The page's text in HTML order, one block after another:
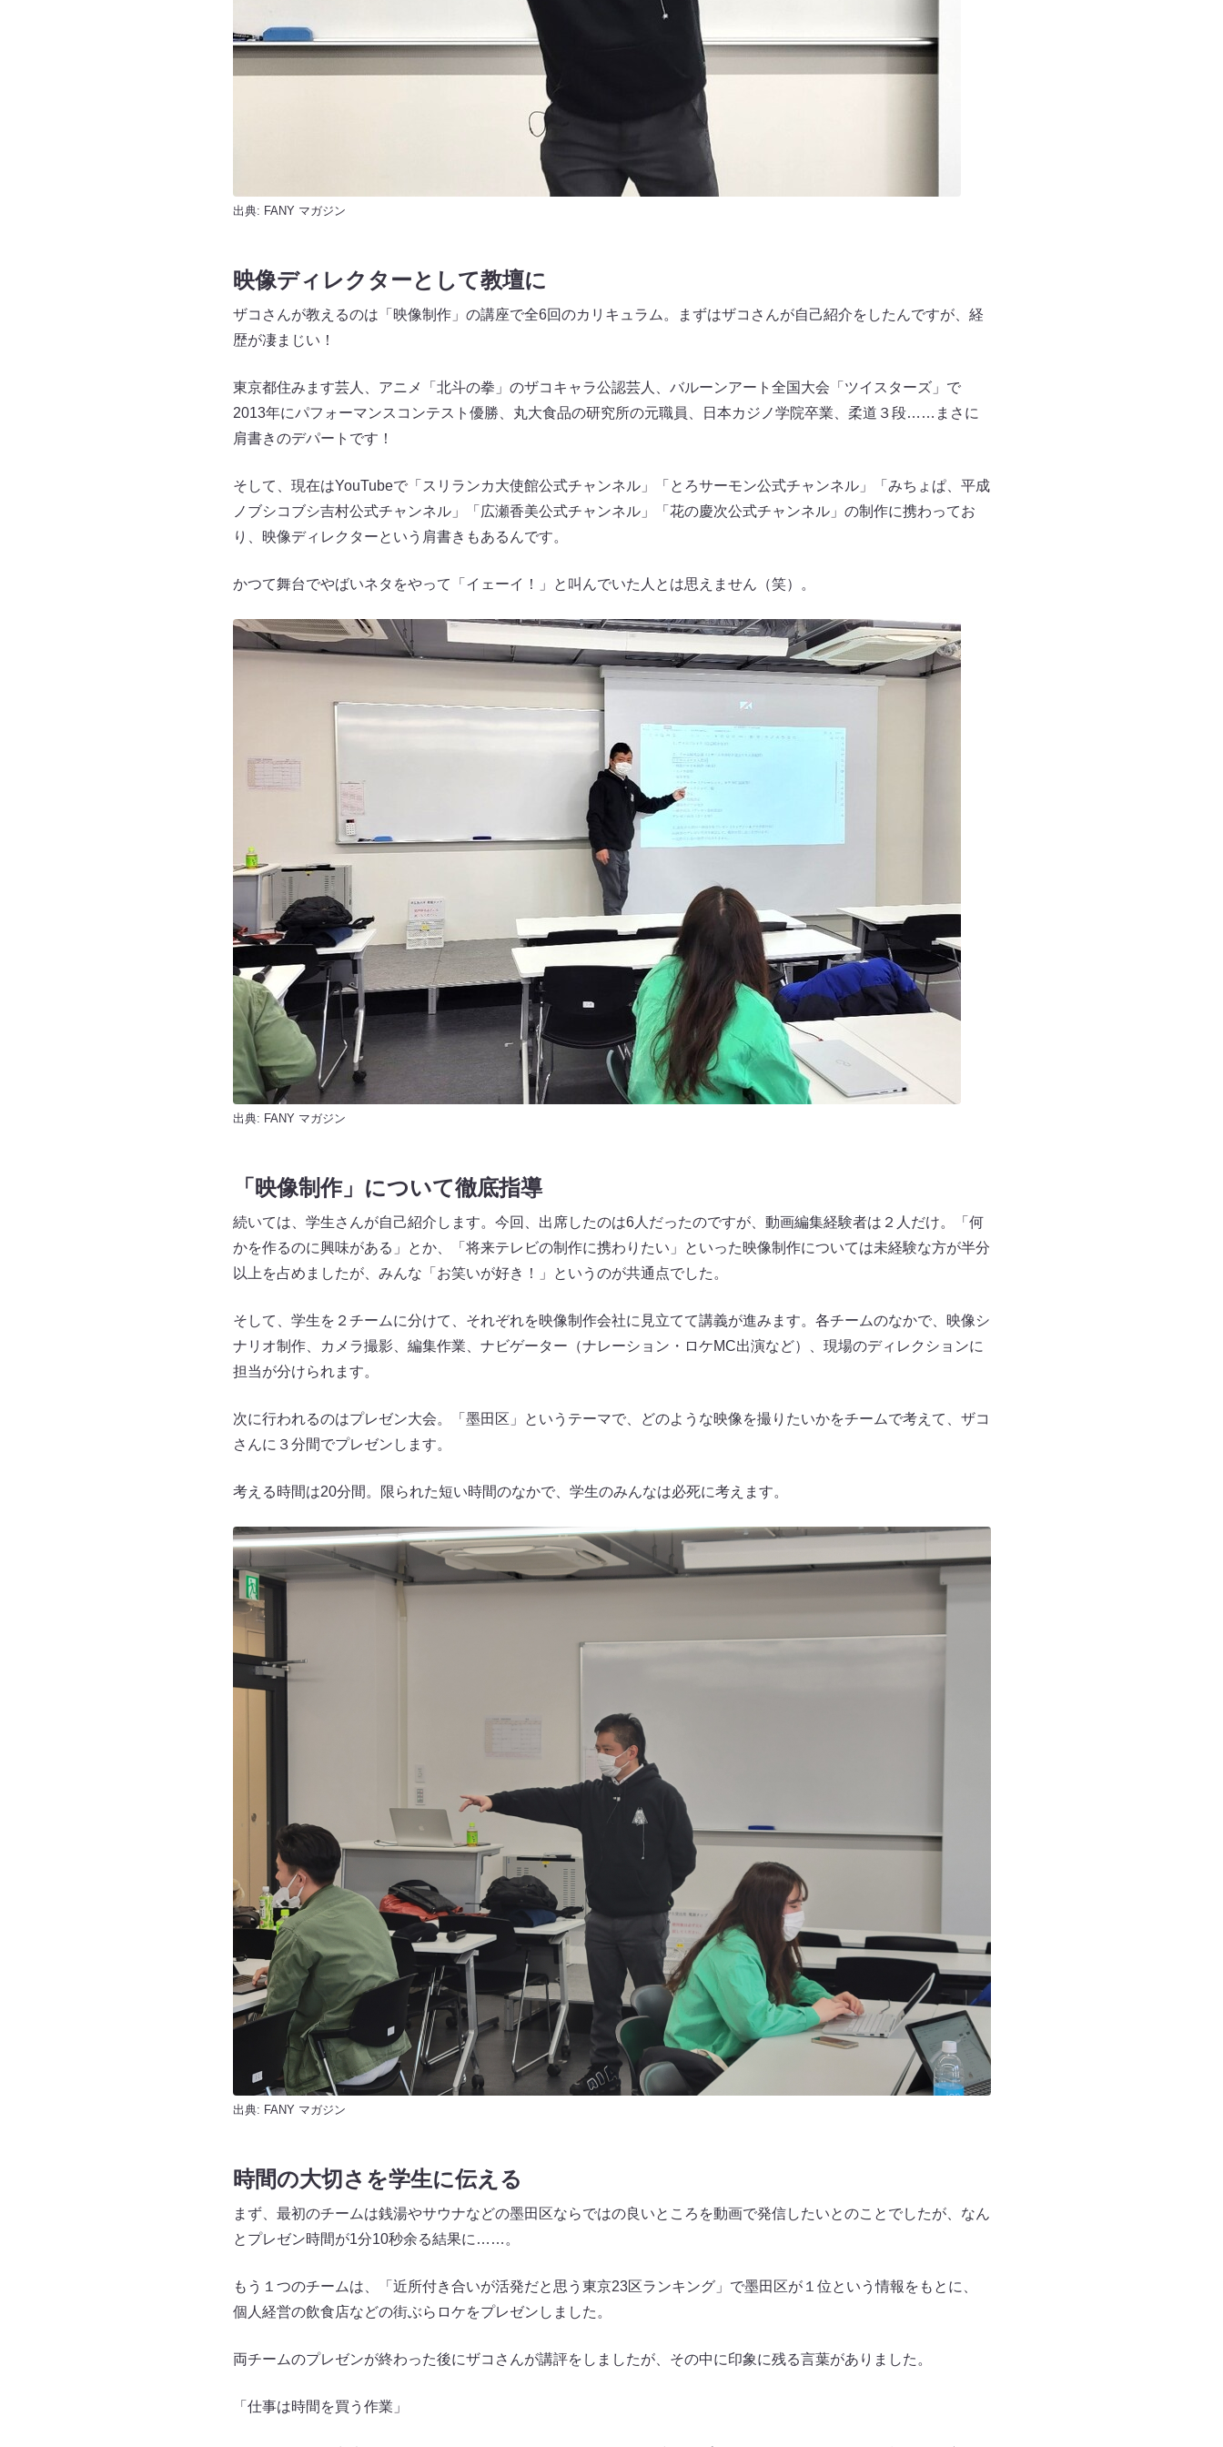
出典: FANY マガジン
映像ディレクターとして教壇に
ザコさんが教えるのは「映像制作」の講座で全6回のカリキュラム。まずはザコさんが自己紹介をしたんですが、経
歴が凄まじい！
東京都住みます芸人、アニメ「北斗の拳」のザコキャラ公認芸人、バルーンアート全国大会「ツイスターズ」で
2013年にパフォーマンスコンテスト優勝、丸大食品の研究所の元職員、日本カジノ学院卒業、柔道３段……まさに
肩書きのデパートです！
そして、現在はYouTubeで「スリランカ大使館公式チャンネル」「とろサーモン公式チャンネル」「みちょぱ、平成
ノブシコブシ吉村公式チャンネル」「広瀬香美公式チャンネル」「花の慶次公式チャンネル」の制作に携わってお
り、映像ディレクターという肩書きもあるんです。
かつて舞台でやばいネタをやって「イェーイ！」と叫んでいた人とは思えません（笑）。
出典: FANY マガジン
「映像制作」について徹底指導
続いては、学生さんが自己紹介します。今回、出席したのは6人だったのですが、動画編集経験者は２人だけ。「何
かを作るのに興味がある」とか、「将来テレビの制作に携わりたい」といった映像制作については未経験な方が半分
以上を占めましたが、みんな「お笑いが好き！」というのが共通点でした。
そして、学生を２チームに分けて、それぞれを映像制作会社に見立てて講義が進みます。各チームのなかで、映像シ
ナリオ制作、カメラ撮影、編集作業、ナビゲーター（ナレーション・ロケMC出演など）、現場のディレクションに
担当が分けられます。
次に行われるのはプレゼン大会。「墨田区」というテーマで、どのような映像を撮りたいかをチームで考えて、ザコ
さんに３分間でプレゼンします。
考える時間は20分間。限られた短い時間のなかで、学生のみんなは必死に考えます。
出典: FANY マガジン
時間の大切さを学生に伝える
まず、最初のチームは銭湯やサウナなどの墨田区ならではの良いところを動画で発信したいとのことでしたが、なん
とプレゼン時間が1分10秒余る結果に……。
もう１つのチームは、「近所付き合いが活発だと思う東京23区ランキング」で墨田区が１位という情報をもとに、
個人経営の飲食店などの街ぶらロケをプレゼンしました。
両チームのプレゼンが終わった後にザコさんが講評をしましたが、その中に印象に残る言葉がありました。
「仕事は時間を買う作業」